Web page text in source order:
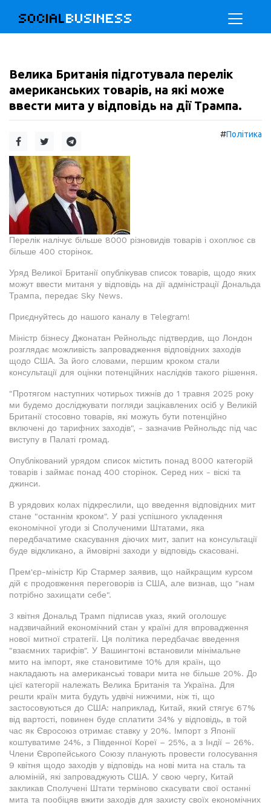
SOCIALBUSINESS
Велика Британія підготувала перелік
американських товарів, на які може
ввести мита у відповідь на дії Трампа.
#Політика
Перелік налічує більше 8000 різновидів товарів і охоплює св
більше 400 сторінок.
Уряд Великої Британії опублікував список товарів, щодо яких
можут ввести митаня у відповідь на дії адміністрації Дональда
Трампа, передає Sky News.
Приєднуйтесь до нашого каналу в Telegram!
Міністр бізнесу Джонатан Рейнольдс підтвердив, що Лондон
розглядає можливість запровадження відповідних заходів
щодо США. За його словами, першим кроком стали
консультації для оцінки потенційних наслідків такого рішення.
"Протягом наступних чотирьох тижнів до 1 травня 2025 року
ми будемо досліджувати погляди зацікавлених осіб у Великій
Британії стосовно товарів, які можуть бути потенційно
включені до тарифних заходів", - зазначив Рейнольдс під час
виступу в Палаті громад.
Опублікований урядом список містить понад 8000 категорій
товарів і займає понад 400 сторінок. Серед них - віскі та
джинси.
В урядових колах підкреслили, що введення відповідних мит
стане "останнім кроком". У разі успішного укладення
економічної угоди зі Сполученими Штатами, яка
передбачатиме скасування діючих мит, запит на консультації
буде відкликано, а ймовірні заходи у відповідь скасовані.
Прем'єр-міністр Кір Стармер заявив, що найкращим курсом
дій є продовження переговорів із США, але визнав, що "нам
потрібно захищати себе".
3 квітня Дональд Трамп підписав указ, який оголошує
надзвичайний економічний стан у країні для впровадження
нової митної стратегії. Ця політика передбачає введення
"взаємних тарифів". У Вашингтоні встановили мінімальне
мито на імпорт, яке становитиме 10% для країн, що
накладають на американські товари мита не більше 20%. До
цієї категорії належать Велика Британія та Україна. Для
решти країн мита будуть удвічі нижчими, ніж ті, що
застосовуються до США: наприклад, Китай, який стягує 67%
від вартості, повинен буде сплатити 34% у відповідь, в той
час як Євросоюз отримає ставку у 20%. Імпорт з Японії
коштуватиме 24%, з Південної Кореї – 25%, а з Індії – 26%.
Члени Європейського Союзу планують провести голосування
9 квітня щодо заходів у відповідь на нові мита на сталь та
алюміній, які запроваджують США. У свою чергу, Китай
закликав Сполучені Штати терміново скасувати свої останні
мита та пообіцяв вжити заходів для захисту своїх економічних